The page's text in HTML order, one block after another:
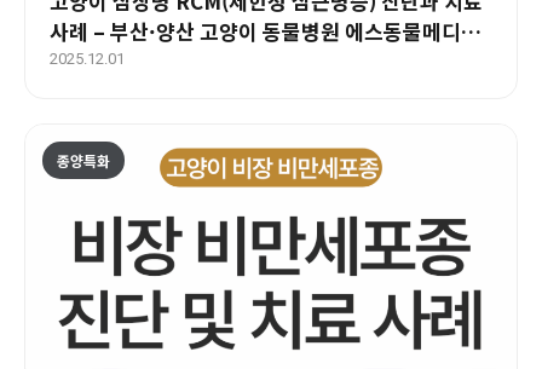
사례 – 부산·양산 고양이 동물병원 에스동물메디컬
센터
2025.12.01
종양특화